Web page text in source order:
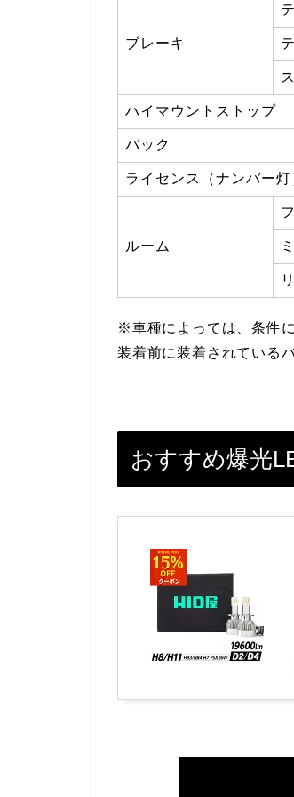
ブレーキ
ハイマウントストップ
バック
ライセンス（ナンバー灯
ルーム
※車種によっては、条件
装着前に装着されている
おすすめ爆光